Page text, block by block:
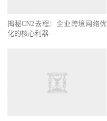
揭秘CN2去程：企业跨境网络优
化的核心利器